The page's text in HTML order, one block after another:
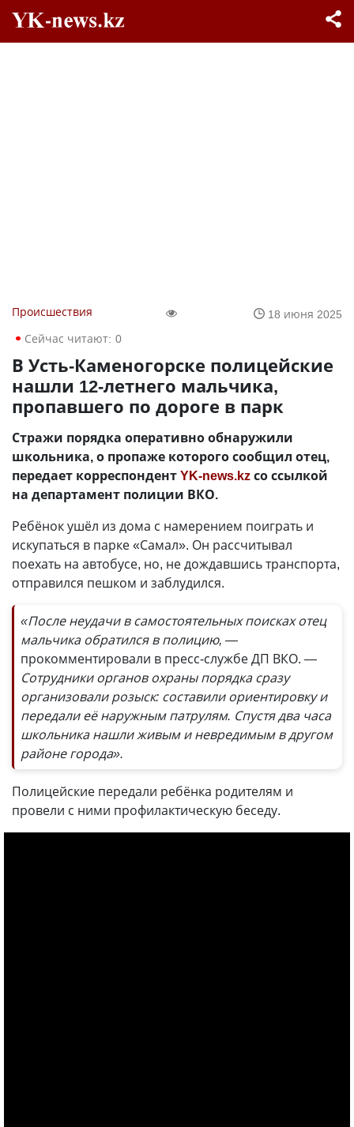
Происшествия
18 июня 2025
Сейчас читают: 0
В Усть-Каменогорске полицейские
нашли 12-летнего мальчика,
пропавшего по дороге в парк
Стражи порядка оперативно обнаружили
школьника, о пропаже которого сообщил отец,
передает корреспондентYK-news.kzсо ссылкой
на департамент полиции ВКО.
Ребёнок ушёл из дома с намерением поиграть и
искупаться в парке «Самал». Он рассчитывал
поехать на автобусе, но, не дождавшись транспорта,
отправился пешком и заблудился.
«После неудачи в самостоятельных поисках отец
мальчика обратился в полицию, —
прокомментировали в пресс-службе ДП ВКО. —
Сотрудники органов охраны порядка сразу
организовали розыск: составили ориентировку и
передали её наружным патрулям. Спустя два часа
школьника нашли живым и невредимым в другом
районе города».
Полицейские передали ребёнка родителям и
провели с ними профилактическую беседу.